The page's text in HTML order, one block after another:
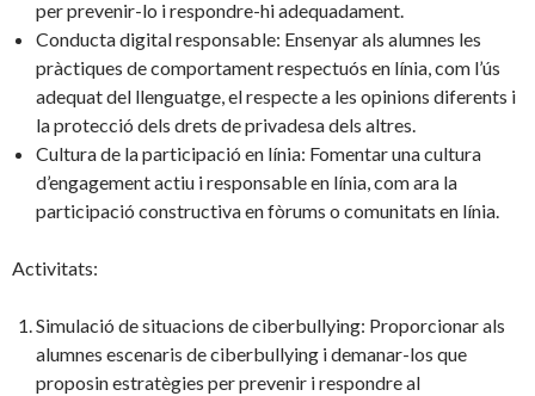
per prevenir-lo i respondre-hi adequadament.
Conducta digital responsable: Ensenyar als alumnes les
pràctiques de comportament respectuós en línia, com l’ús
adequat del llenguatge, el respecte a les opinions diferents i
la protecció dels drets de privadesa dels altres.
Cultura de la participació en línia: Fomentar una cultura
d’engagement actiu i responsable en línia, com ara la
participació constructiva en fòrums o comunitats en línia.
Activitats:
Simulació de situacions de ciberbullying: Proporcionar als
alumnes escenaris de ciberbullying i demanar-los que
proposin estratègies per prevenir i respondre al